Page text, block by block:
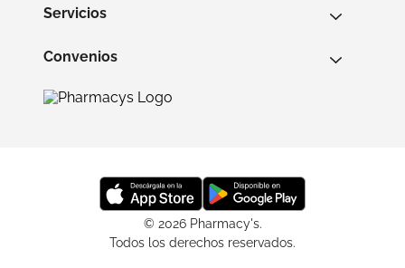
Servicios
Convenios
© 2026 Pharmacy's.
Todos los derechos reservados.